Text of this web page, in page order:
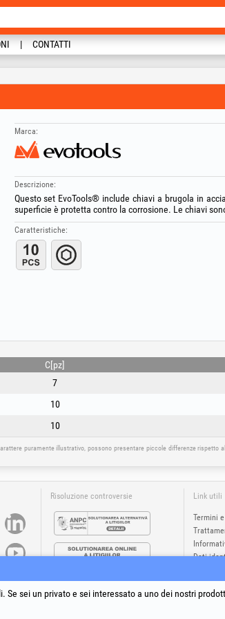
CONTATTI
Marca:
Descrizione:
Questo set EvoTools® include chiavi a brugola in
superficie è protetta contro la corrosione. Le chiavi
Caratteristiche:
C[pz]
7
10
10
puramente illustrativo, possono presentare piccole differenze
Risoluzione controversie Link utili
Termini
Dati
, EPTO , EPTO Plus , PowerForProfessionals e i relativi loghi sono
Trading SRL. Tutti i diritti riservati. CUI: 6615609, Reg.Com.:
Se sei un privato e sei interessato a uno dei nostri